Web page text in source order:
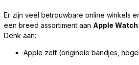
Er zijn veel betrouwbare online winkels
een breed assortiment aan Apple
Denk aan:
Apple zelf (originele bandjes,